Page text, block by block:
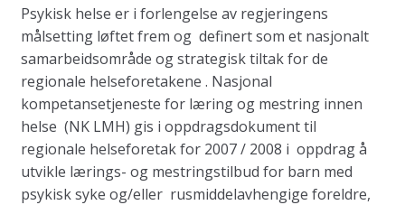
Psykisk helse er i forlengelse av regjeringens
målsetting løftet frem og definert som et nasjonalt
samarbeidsområde og strategisk tiltak for de
regionale helseforetakene . Nasjonal
kompetansetjeneste for læring og mestring innen
helse (NK LMH) gis i oppdragsdokument til
regionale helseforetak for 2007 / 2008 i oppdrag å
utvikle lærings- og mestringstilbud for barn med
psykisk syke og/eller rusmiddelavhengige foreldre,